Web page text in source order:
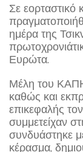
Σε εορταστικό
ημέρα της
Ευρώτα.
Μέλη του
καθώς και
επικεφαλής
συμμετείχαν
συνδυάστηκε
κέρασμα,